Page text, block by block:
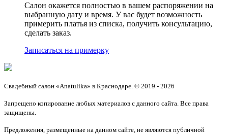
Салон окажется полностью в вашем распоряжении на
выбранную дату и время. У вас будет возможность
примерить платья из списка, получить консультацию,
сделать заказ.
Записаться на примерку
Свадебный салон «Anatulika» в Краснодаре. © 2019 - 2026
Запрещено копирование любых материалов с данного сайта. Все права
защищены.
Предложения, размещенные на данном сайте, не являются публичной